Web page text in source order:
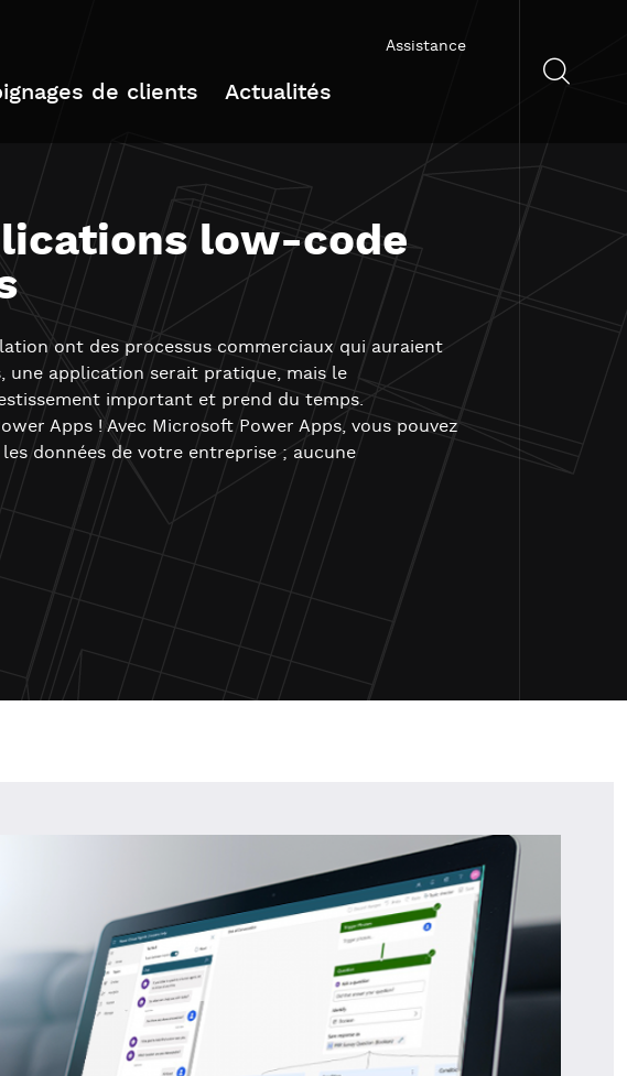
de clients Actualités
Assistance
low-code
ont des processus commerciaux qui auraient
une application serait pratique, mais le
important et prend du temps.
Apps ! Avec Microsoft Power Apps, vous pouvez
données de votre entreprise ; aucune